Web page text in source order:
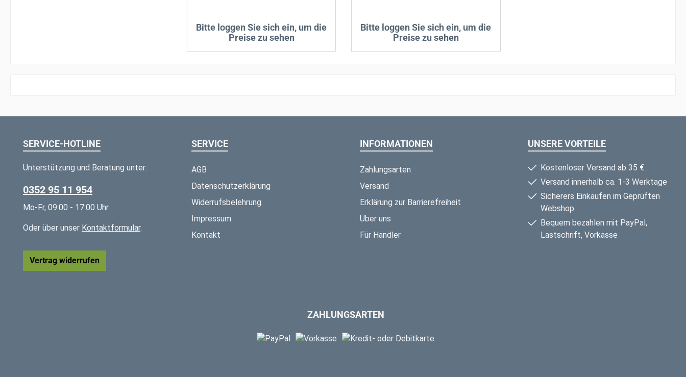
Bitte loggen Sie sich ein, um die
Preise zu sehen
Bitte loggen Sie sich ein, um die
Preise zu sehen
SERVICE-HOTLINE
Unterstützung und Beratung unter:
0352 95 11 954
Mo-Fr, 09:00 - 17:00 Uhr
Oder über unser Kontaktformular.
Vertrag widerrufen
SERVICE
AGB
Datenschutzerklärung
Widerrufsbelehrung
Impressum
Kontakt
INFORMATIONEN
Zahlungsarten
Versand
Erklärung zur Barrierefreiheit
Über uns
Für Händler
UNSERE VORTEILE
Kostenloser Versand ab 35 €
Versand innerhalb ca. 1-3 Werktage
Sicherers Einkaufen im Geprüften
Webshop
Bequem bezahlen mit PayPal,
Lastschrift, Vorkasse
ZAHLUNGSARTEN